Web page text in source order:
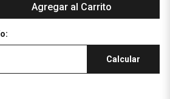
Agregar al Carrito
Calcular